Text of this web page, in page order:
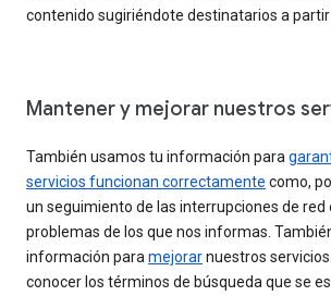
contenido sugiriéndote destinatarios a partir
Mantener y mejorar nuestros
También usamos tu información para
servicios funcionan correctamente como,
un seguimiento de las interrupciones de red
problemas de los que nos informas.
información para mejorarnuestros
conocer los términos de búsqueda que se